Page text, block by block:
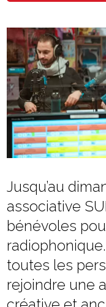
Jusqu’au
associative
bénévoles
toutes les
rejoindre une